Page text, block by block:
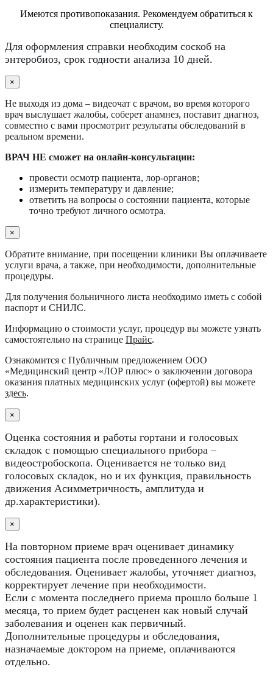
Имеются противопоказания. Рекомендуем обратиться к
специалисту.
Для оформления справки необходим соскоб на
энтеробиоз, срок годности анализа 10 дней.
×
Не выходя из дома – видеочат с врачом, во время которого
врач выслушает жалобы, соберет анамнез, поставит диагноз,
совместно с вами просмотрит результаты обследований в
реальном времени.
ВРАЧ НЕ сможет на онлайн-консультации:
провести осмотр пациента, лор-органов;
измерить температуру и давление;
ответить на вопросы о состоянии пациента, которые
точно требуют личного осмотра.
×
Обратите внимание, при посещении клиники Вы оплачиваете
услуги врача, а также, при необходимости, дополнительные
процедуры.
Для получения больничного листа необходимо иметь с собой
паспорт и СНИЛС.
Информацию о стоимости услуг, процедур вы можете узнать
самостоятельно на странице Прайс.
Ознакомится с Публичным предложением ООО
«Медицинский центр «ЛОР плюс» о заключении договора
оказания платных медицинских услуг (офертой) вы можете
здесь.
×
Оценка состояния и работы гортани и голосовых
складок с помощью специального прибора –
видеостробоскопа. Оценивается не только вид
голосовых складок, но и их функция, правильность
движения Асимметричность, амплитуда и
др.характеристики).
×
На повторном приеме врач оценивает динамику
состояния пациента после проведенного лечения и
обследования. Оценивает жалобы, уточняет диагноз,
корректирует лечение при необходимости.
Если с момента последнего приема прошло больше 1
месяца, то прием будет расценен как новый случай
заболевания и оценен как первичный.
Дополнительные процедуры и обследования,
назначаемые доктором на приеме, оплачиваются
отдельно.